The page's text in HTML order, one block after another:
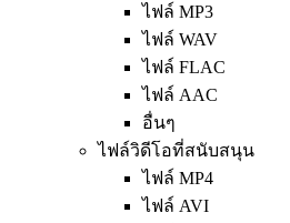
ไฟล์ MP3
ไฟล์ WAV
ไฟล์ FLAC
ไฟล์ AAC
อื่นๆ
ไฟล์วิดีโอที่สนับสนุน
ไฟล์ MP4
ไฟล์ AVI